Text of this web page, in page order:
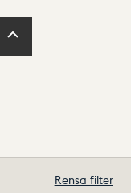
Rensa filter